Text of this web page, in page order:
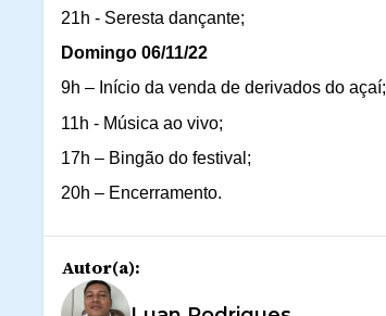
21h - Seresta dançante;
Domingo 06/11/22
9h – Início da venda de derivados do açaí;
11h - Música ao vivo;
17h – Bingão do festival;
20h – Encerramento.
Autor(a):